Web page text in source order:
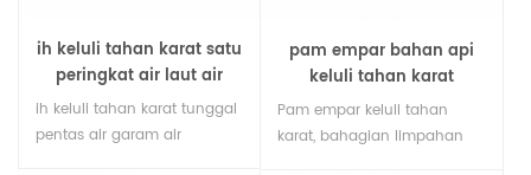
ih keluli tahan karat satu
peringkat air laut air
garam pam empar
ih keluli tahan karat tunggal
pentas air garam air
pam empar bahan api
keluli tahan karat
sentrifugal
Pam empar keluli tahan
karat, bahagian limpahan